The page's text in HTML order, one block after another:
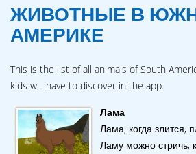
ЖИВОТНЫЕ В
АМЕРИКЕ
This is the list of all animals of South
kids will have to discover in the app.
Лама
Лама, когда злится,
Ламу можно стричь,